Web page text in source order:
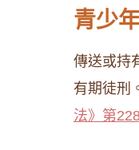
青少
傳送或持
有期徒刑
法》第